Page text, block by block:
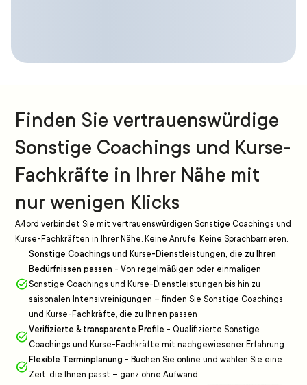
Finden Sie vertrauenswürdige
Sonstige Coachings und Kurse-
Fachkräfte in Ihrer Nähe mit
nur wenigen Klicks
A4ord verbindet Sie mit vertrauenswürdigen Sonstige Coachings und
Kurse-Fachkräften in Ihrer Nähe. Keine Anrufe. Keine Sprachbarrieren.
Sonstige Coachings und Kurse-Dienstleistungen, die zu Ihren
Bedürfnissen passen - Von regelmäßigen oder einmaligen
Sonstige Coachings und Kurse-Dienstleistungen bis hin zu
saisonalen Intensivreinigungen – finden Sie Sonstige Coachings
und Kurse-Fachkräfte, die zu Ihnen passen
Verifizierte & transparente Profile - Qualifizierte Sonstige
Coachings und Kurse-Fachkräfte mit nachgewiesener Erfahrung
Flexible Terminplanung - Buchen Sie online und wählen Sie eine
Zeit, die Ihnen passt – ganz ohne Aufwand